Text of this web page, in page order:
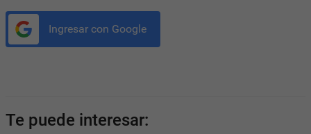
Ingresar con Google
Te puede interesar: